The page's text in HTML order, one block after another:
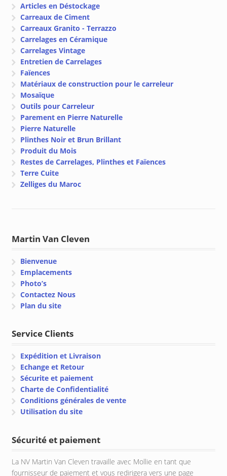
Articles en Déstockage
Carreaux de Ciment
Carreaux Granito - Terrazzo
Carrelages en Céramique
Carrelages Vintage
Entretien de Carrelages
Faïences
Matériaux de construction pour le carreleur
Mosaïque
Outils pour Carreleur
Parement en Pierre Naturelle
Pierre Naturelle
Plinthes Noir et Brun Brillant
Produit du Mois
Restes de Carrelages, Plinthes et Faïences
Terre Cuite
Zelliges du Maroc
Martin Van Cleven
Bienvenue
Emplacements
Photo’s
Contactez Nous
Plan du site
Service Clients
Expédition et Livraison
Echange et Retour
Sécurite et paiement
Charte de Confidentialité
Conditions générales de vente
Utilisation du site
Sécurité et paiement
La NV Martin Van Cleven travaille avec Mollie en tant que
fournisseur de paiement et vous redirigera vers une page